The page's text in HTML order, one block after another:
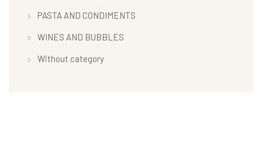
PASTA AND CONDIMENTS
WINES AND BUBBLES
Without category